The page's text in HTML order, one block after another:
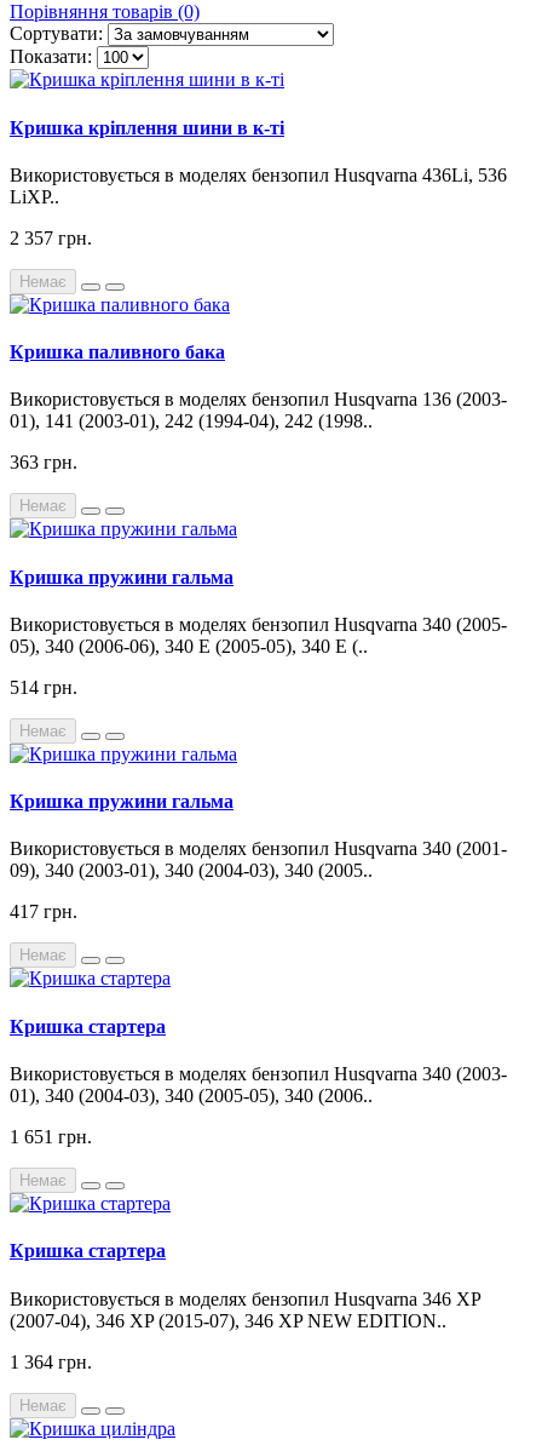
Порівняння товарів (0)
Сортувати:
Показати:
Кришка кріплення шини в к-ті
Використовується в моделях бензопил Husqvarna 436Li, 536
LiXP..
2 357 грн.
Немає
Кришка паливного бака
Використовується в моделях бензопил Husqvarna 136 (2003-
01), 141 (2003-01), 242 (1994-04), 242 (1998..
363 грн.
Немає
Кришка пружини гальма
Використовується в моделях бензопил Husqvarna 340 (2005-
05), 340 (2006-06), 340 E (2005-05), 340 E (..
514 грн.
Немає
Кришка пружини гальма
Використовується в моделях бензопил Husqvarna 340 (2001-
09), 340 (2003-01), 340 (2004-03), 340 (2005..
417 грн.
Немає
Кришка стартера
Використовується в моделях бензопил Husqvarna 340 (2003-
01), 340 (2004-03), 340 (2005-05), 340 (2006..
1 651 грн.
Немає
Кришка стартера
Використовується в моделях бензопил Husqvarna 346 XP
(2007-04), 346 XP (2015-07), 346 XP NEW EDITION..
1 364 грн.
Немає